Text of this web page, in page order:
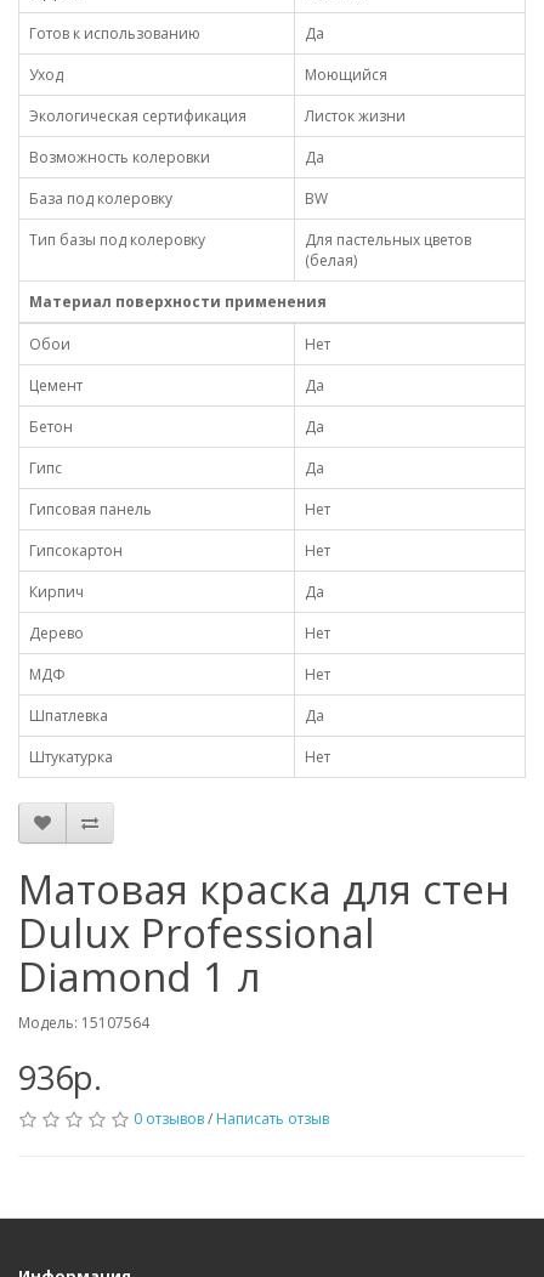
Готов к использованию
Да
Уход
Моющийся
Экологическая сертификация
Листок жизни
Возможность колеровки
Да
База под колеровку
BW
Тип базы под колеровку
Для пастельных цветов
(белая)
Материал поверхности применения
Обои
Нет
Цемент
Да
Бетон
Да
Гипс
Да
Гипсовая панель
Нет
Гипсокартон
Нет
Кирпич
Да
Дерево
Нет
МДФ
Нет
Шпатлевка
Да
Штукатурка
Нет
Матовая краска для стен
Dulux Professional
Diamond 1 л
Модель: 15107564
936р.
0 отзывов/ Написать отзыв